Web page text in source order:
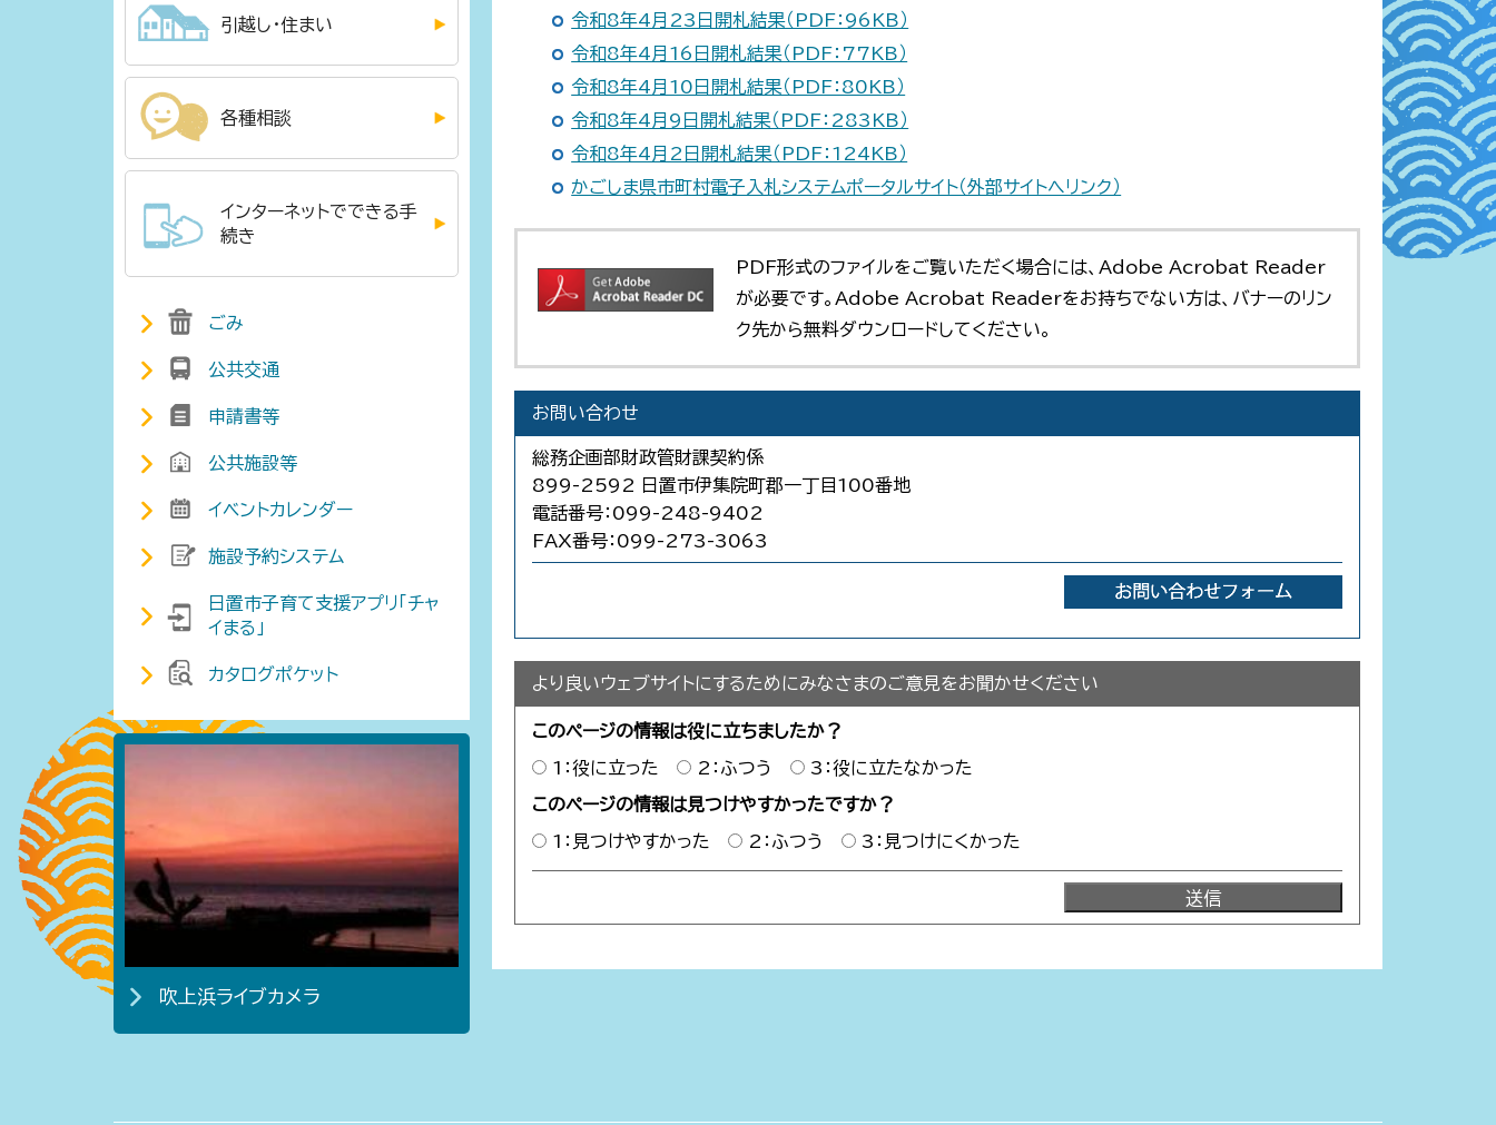
引越し・住まい
各種相談
インターネットでできる手
続き
ごみ
公共交通
申請書等
公共施設等
イベントカレンダー
施設予約システム
日置市子育て支援アプリ「チャ
イまる」
カタログポケット
吹上浜ライブカメラ
令和8年4月23日開札結果（PDF：96KB）
令和8年4月16日開札結果（PDF：77KB）
令和8年4月10日開札結果（PDF：80KB）
令和8年4月9日開札結果（PDF：283KB）
令和8年4月2日開札結果（PDF：124KB）
かごしま県市町村電子入札システムポータルサイト（外部サイトへリンク）
PDF形式のファイルをご覧いただく場合には、Adobe Acrobat Reader
が必要です。Adobe Acrobat Readerをお持ちでない方は、バナーのリン
ク先から無料ダウンロードしてください。
お問い合わせ
総務企画部財政管財課契約係
899-2592 日置市伊集院町郡一丁目100番地
電話番号：099-248-9402
FAX番号：099-273-3063
より良いウェブサイトにするためにみなさまのご意見をお聞かせください
このページの情報は役に立ちましたか？
1：役に立った 2：ふつう 3：役に立たなかった
このページの情報は見つけやすかったですか？
1：見つけやすかった 2：ふつう 3：見つけにくかった